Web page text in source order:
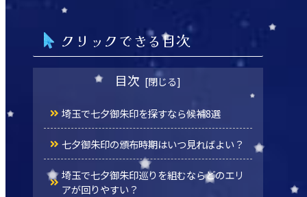
クリックできる目次
目次
埼玉で七夕御朱印を探すなら候補8選
七夕御朱印の頒布時期はいつ見ればよい？
埼玉で七夕御朱印巡りを組むならどのエリ
アが回りやすい？